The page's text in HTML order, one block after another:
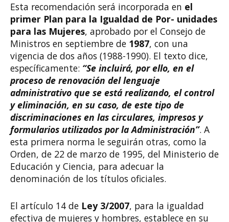
Esta recomendación será incorporada en el
primer Plan para la Igualdad de Por- unidades
para las Mujeres, aprobado por el Consejo de
Ministros en septiembre de 1987, con una
vigencia de dos años (1988-1990). El texto dice,
específicamente: “Se incluirá, por ello, en el
proceso de renovación del lenguaje
administrativo que se está realizando, el control
y eliminación, en su caso, de este tipo de
discriminaciones en las circulares, impresos y
formularios utilizados por la Administración”. A
esta primera norma le seguirán otras, como la
Orden, de 22 de marzo de 1995, del Ministerio de
Educación y Ciencia, para adecuar la
denominación de los títulos oficiales.
El artículo 14 de Ley 3/2007, para la igualdad
efectiva de mujeres y hombres, establece en su